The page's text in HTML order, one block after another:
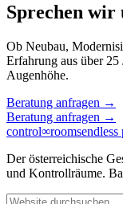
Sprechen
Ob Neubau,
Erfahrung aus über
Augenhöhe.
Beratung anfragen →
Beratung anfragen →
control∞roomsendless
Der österreichische
und Kontrollräume.
Website